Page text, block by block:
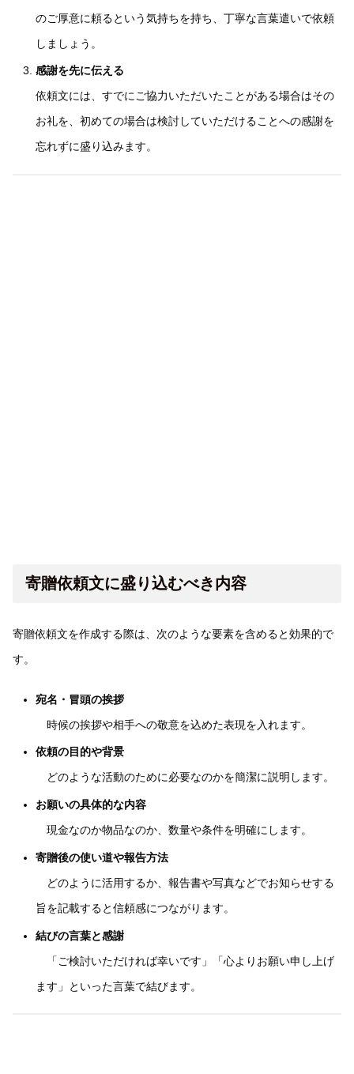
のご厚意に頼るという気持ちを持ち、丁寧な言葉遣いで依頼
しましょう。
感謝を先に伝える
依頼文には、すでにご協力いただいたことがある場合はその
お礼を、初めての場合は検討していただけることへの感謝を
忘れずに盛り込みます。
寄贈依頼文に盛り込むべき内容
寄贈依頼文を作成する際は、次のような要素を含めると効果的で
す。
宛名・冒頭の挨拶
時候の挨拶や相手への敬意を込めた表現を入れます。
依頼の目的や背景
どのような活動のために必要なのかを簡潔に説明します。
お願いの具体的な内容
現金なのか物品なのか、数量や条件を明確にします。
寄贈後の使い道や報告方法
どのように活用するか、報告書や写真などでお知らせする
旨を記載すると信頼感につながります。
結びの言葉と感謝
「ご検討いただければ幸いです」「心よりお願い申し上げ
ます」といった言葉で結びます。